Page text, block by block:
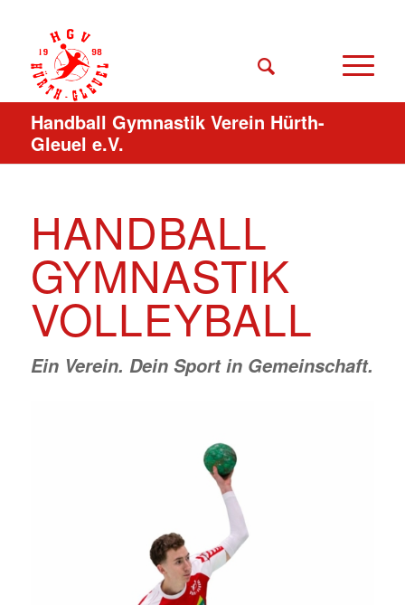
Handball Gymnastik Verein Hürth-
Gleuel e.V.
HANDBALL
GYMNASTIK
VOLLEYBALL
Ein Verein. Dein Sport in Gemeinschaft.